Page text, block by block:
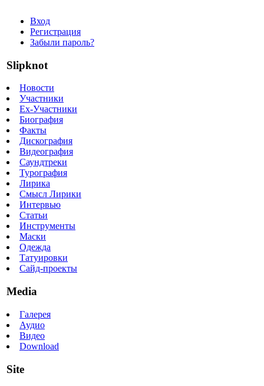
Вход
Регистрация
Забыли пароль?
Slipknot
Новости
Участники
Ex-Участники
Биография
Факты
Дискография
Видеография
Саундтреки
Турография
Лирика
Смысл Лирики
Интервью
Статьи
Инструменты
Маски
Одежда
Татуировки
Сайд-проекты
Media
Галерея
Аудио
Видео
Download
Site